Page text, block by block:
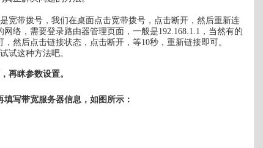
宽带拨号，我们在桌面点击宽带拨号，点击断开，然后重新连
络，需要登录路由器管理页面，一般是192.168.1.1，当然有的
然后点击链接状态，点击断开，等10秒，重新链接即可。
试这种方法吧。
再眯参数设置。
写带宽服务器信息，如图所示：